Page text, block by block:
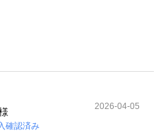
確認済み
2026-04-05